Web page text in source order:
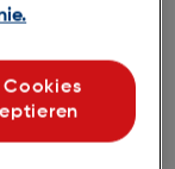
Set XL
Cookies